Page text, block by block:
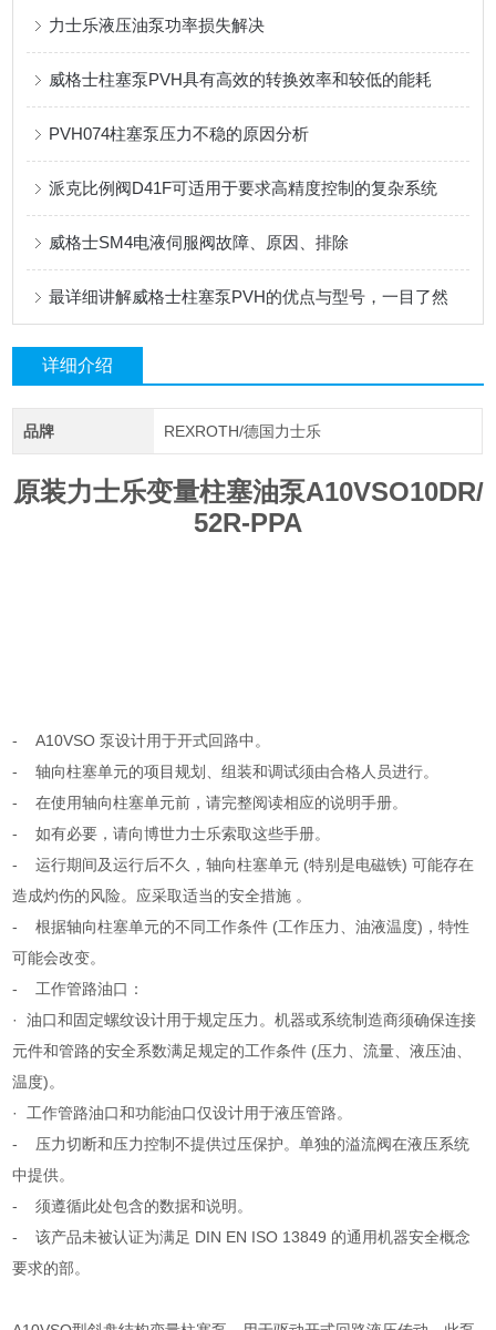
力士乐液压油泵功率损失解决
威格士柱塞泵PVH具有高效的转换效率和较低的能耗
PVH074柱塞泵压力不稳的原因分析
派克比例阀D41F可适用于要求高精度控制的复杂系统
威格士SM4电液伺服阀故障、原因、排除
最详细讲解威格士柱塞泵PVH的优点与型号，一目了然
详细介绍
品牌 REXROTH/德国力士乐
原装力士乐变量柱塞油泵A10VSO10DR/
52R-PPA
- A10VSO 泵设计用于开式回路中。
- 轴向柱塞单元的项目规划、组装和调试须由合格人员进行。
- 在使用轴向柱塞单元前，请完整阅读相应的说明手册。
- 如有必要，请向博世力士乐索取这些手册。
- 运行期间及运行后不久，轴向柱塞单元 (特别是电磁铁) 可能存在
造成灼伤的风险。应采取适当的安全措施 。
- 根据轴向柱塞单元的不同工作条件 (工作压力、油液温度)，特性
可能会改变。
- 工作管路油口：
· 油口和固定螺纹设计用于规定压力。机器或系统制造商须确保连接
元件和管路的安全系数满足规定的工作条件 (压力、流量、液压油、
温度)。
· 工作管路油口和功能油口仅设计用于液压管路。
- 压力切断和压力控制不提供过压保护。单独的溢流阀在液压系统
中提供。
- 须遵循此处包含的数据和说明。
- 该产品未被认证为满足 DIN EN ISO 13849 的通用机器安全概念
要求的部。